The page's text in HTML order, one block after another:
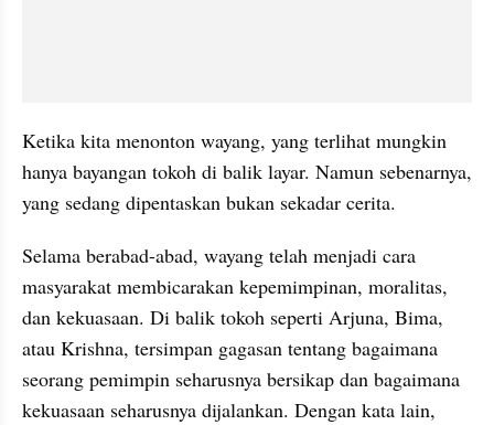
Ketika kita menonton wayang, yang terlihat mungkin
hanya bayangan tokoh di balik layar. Namun sebenarnya,
yang sedang dipentaskan bukan sekadar cerita.
Selama berabad-abad, wayang telah menjadi cara
masyarakat membicarakan kepemimpinan, moralitas,
dan kekuasaan. Di balik tokoh seperti Arjuna, Bima,
atau Krishna, tersimpan gagasan tentang bagaimana
seorang pemimpin seharusnya bersikap dan bagaimana
kekuasaan seharusnya dijalankan. Dengan kata lain,